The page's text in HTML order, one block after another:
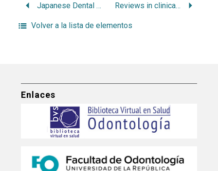
Japanese Dental Science Review Reviews in clinical Gerontology
Volver a la lista de elementos
Enlaces